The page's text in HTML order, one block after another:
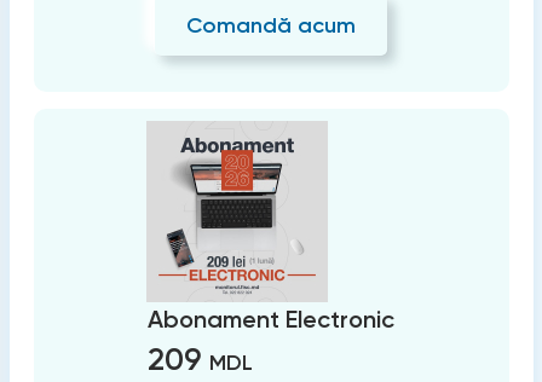
Comandă acum
Abonament Electronic
209 MDL